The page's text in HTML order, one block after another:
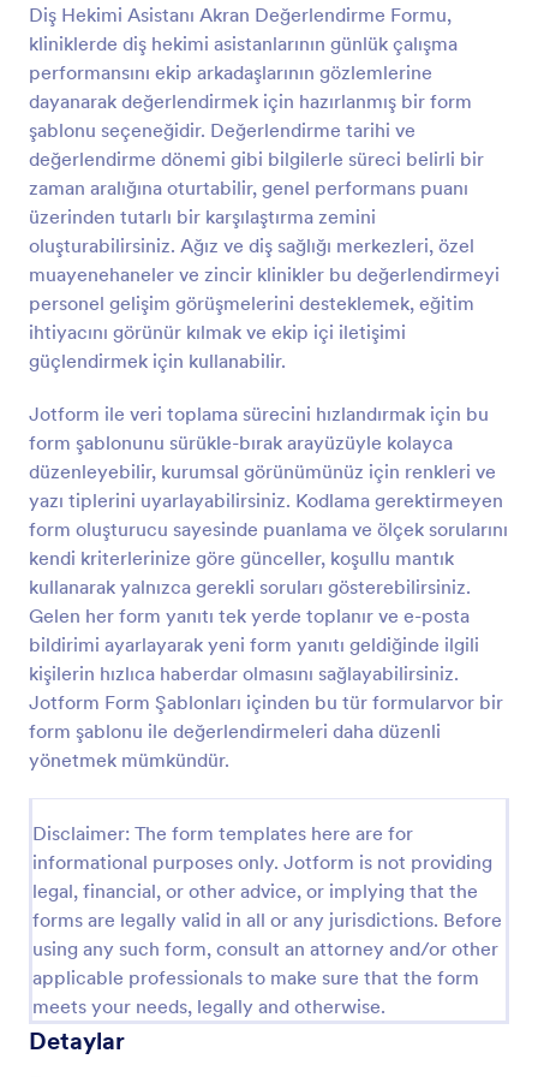
Diş Hekimi Asistanı Akran Değerlendirme Formu,
kliniklerde diş hekimi asistanlarının günlük çalışma
performansını ekip arkadaşlarının gözlemlerine
dayanarak değerlendirmek için hazırlanmış bir form
şablonu seçeneğidir. Değerlendirme tarihi ve
değerlendirme dönemi gibi bilgilerle süreci belirli bir
zaman aralığına oturtabilir, genel performans puanı
üzerinden tutarlı bir karşılaştırma zemini
oluşturabilirsiniz. Ağız ve diş sağlığı merkezleri, özel
muayenehaneler ve zincir klinikler bu değerlendirmeyi
personel gelişim görüşmelerini desteklemek, eğitim
ihtiyacını görünür kılmak ve ekip içi iletişimi
güçlendirmek için kullanabilir.
Jotform ile veri toplama sürecini hızlandırmak için bu
form şablonunu sürükle-bırak arayüzüyle kolayca
düzenleyebilir, kurumsal görünümünüz için renkleri ve
yazı tiplerini uyarlayabilirsiniz. Kodlama gerektirmeyen
form oluşturucu sayesinde puanlama ve ölçek sorularını
kendi kriterlerinize göre günceller, koşullu mantık
kullanarak yalnızca gerekli soruları gösterebilirsiniz.
Gelen her form yanıtı tek yerde toplanır ve e-posta
bildirimi ayarlayarak yeni form yanıtı geldiğinde ilgili
kişilerin hızlıca haberdar olmasını sağlayabilirsiniz.
Jotform Form Şablonları içinden bu tür formularvor bir
form şablonu ile değerlendirmeleri daha düzenli
yönetmek mümkündür.
Disclaimer: The form templates here are for
informational purposes only. Jotform is not providing
legal, financial, or other advice, or implying that the
forms are legally valid in all or any jurisdictions. Before
using any such form, consult an attorney and/or other
applicable professionals to make sure that the form
meets your needs, legally and otherwise.
Detaylar
Önizleme
Diş Asistanı Meslektaş Değerlendirme Anketi
Diş Hekimi Asistanı Akran Değerlendirme Formu,
kliniklerin personel geri bildirimi toplamasına, gelişim
alanlarını belirlemesine ve dönemsel performans
değerlendirmelerini tek noktadan yönetmesine
yardımcı olur.
Go to Category:
Akran Değerlendirme Formları
Önizleme
Akran Değerlendirme Formları Hakkında